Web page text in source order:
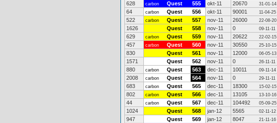
628
carbon Quest 555 okt-11 20670 31-01-14
64
carbon Quest 556 okt-11 90001 11-04-25
522
carbon Quest 557 nov-11 26000 22-08-20
1626
Quest 558 nov-11 0 09-11-11
629
carbon Quest 559 nov-11 20622 22-02-15
457
carbon Quest 560 nov-11 30550 25-10-15
830
Quest 561 nov-11 12000 06-05-13
1571
Quest 562 nov-11 0 26-11-11
880
carbon Quest 563 dec-11 10011 09-11-14
2008
carbon Quest 564 nov-11 0 29-11-11
683
carbon Quest 565 dec-11 18300 15-02-15
802
carbon Quest 566 dec-11 13105 13-10-16
44
carbon Quest 567 dec-11 104492 05-09-25
1024
Quest 568 jan-12 5565 02-11-12
947
Quest 569 jan-12 8047 21-11-16